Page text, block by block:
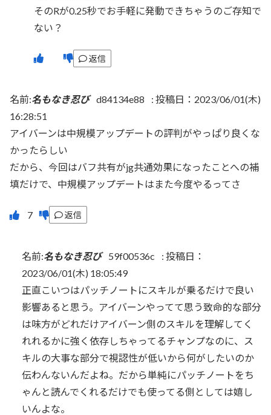
そのRが0.25秒でお手軽に発動できちゃうのご存知で
ない？
返信
名前:名もなき忍び d84134e88 : 投稿日：2023/06/01(木)
16:28:51
アイバーンは中規模アップデートの評判がやっぱり良くな
かったらしい
だから、今回はバフ共有がjg共通効果になったことへの補
填だけで、中規模アップデートはまた今度やるってさ
返信
名前:名もなき忍び 59f00536c : 投稿日：
2023/06/01(木) 18:05:49
正直こいつはパッチノートにスキルが乗るだけで良い
影響あると思う。アイバーンやってて思う致命的な部分
は味方がどれだけアイバーン側のスキルを理解してく
れれるかに強く依存しちゃってるチャンプなのに、ス
キルの大事な部分で視認性が低いから何がしたいのか
伝わんないんだよね。だから単純にパッチノートをち
ゃんと読んでくれるだけでも使ってる側としては嬉し
いんよな。